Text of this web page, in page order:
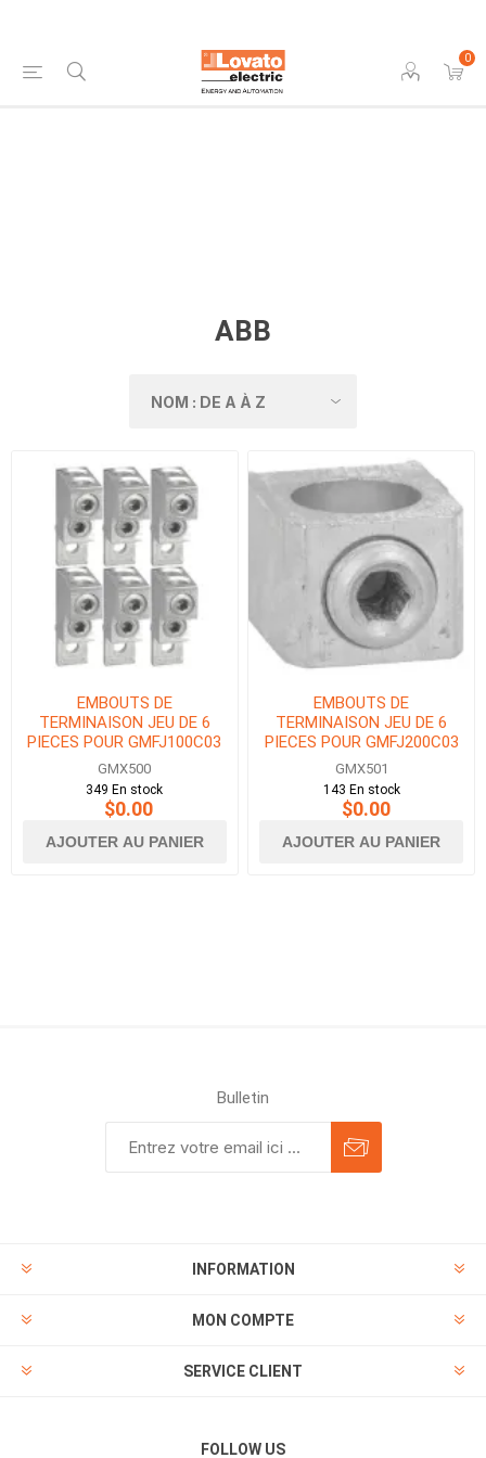
0
ABB
EMBOUTS DE
TERMINAISON JEU DE 6
PIECES POUR GMFJ100C03
GMX500
349 En stock
$0.00
AJOUTER AU PANIER
EMBOUTS DE
TERMINAISON JEU DE 6
PIECES POUR GMFJ200C03
GMX501
143 En stock
$0.00
AJOUTER AU PANIER
Bulletin
INFORMATION
MON COMPTE
SERVICE CLIENT
FOLLOW US